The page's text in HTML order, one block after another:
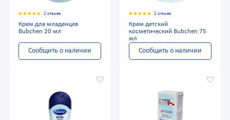
2 отзыва
Крем для младенцев
Bubchen 20 мл
Сообщить о наличии
2 отзыва
Крем детский
косметический Bubchen 75
мл
Сообщить о наличии